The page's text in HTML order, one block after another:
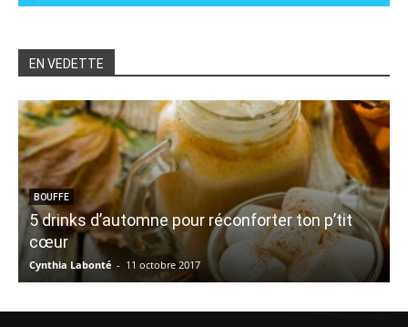
EN VEDETTE
BOUFFE
5 drinks d’automne pour réconforter ton p’tit
cœur
Cynthia Labonté - 11 octobre 2017